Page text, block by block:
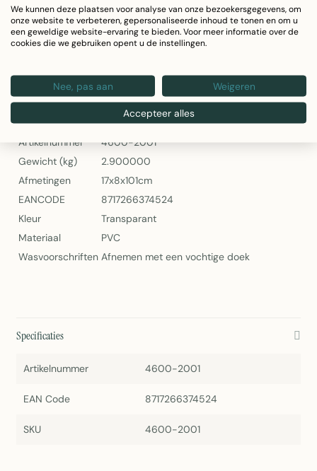
Materiaal: Duurzaam PVC
Kleur: Transparant
Eenvoudig onderhoud: Afnemen met vochtige doek
2Lif Paris Caravan Vliegengordijn Transparant 56x180cm
Specificaties
Artikelnummer
4600-2001
Gewicht (kg)
2.900000
Afmetingen
17x8x101cm
EANCODE
8717266374524
Kleur
Transparant
Materiaal
PVC
Wasvoorschriften Afnemen met een vochtige doek
Specificaties
Artikelnummer 4600-2001
EAN Code 8717266374524
SKU 4600-2001
We kunnen deze plaatsen voor analyse van onze bezoekersgegevens, om
onze website te verbeteren, gepersonaliseerde inhoud te tonen en om u
een geweldige website-ervaring te bieden. Voor meer informatie over de
cookies die we gebruiken opent u de instellingen.
Nee, pas aan Weigeren
Accepteer alles